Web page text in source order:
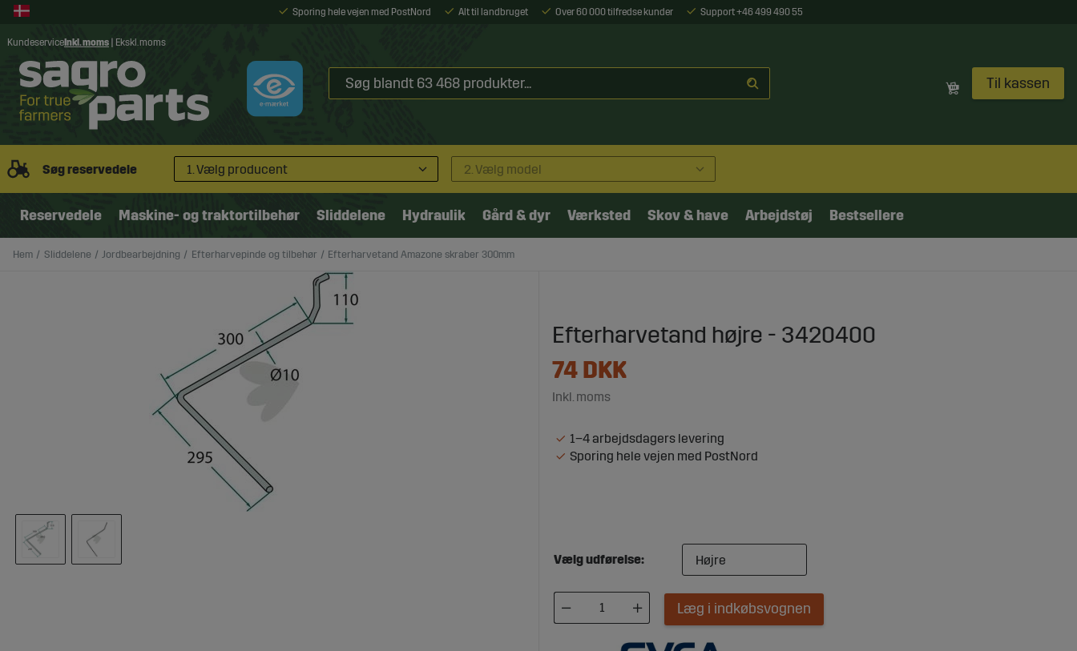
Sporing hele vejen med PostNord Alt til landbruget Over 60 000 tilfredse kunder Support +46 499 490 55
Kundeservice Inkl. moms Ekskl. moms
Til kassen
Søg reservedele 1. Vælg producent 2. Vælg model
Reservedele Maskine- og traktortilbehør Sliddelene Hydraulik Gård & dyr Værksted Skov & have Arbejdstøj Bestsellere
Hem Sliddelene Jordbearbejdning Efterharvepinde og tilbehør Efterharvetand Amazone skraber 300mm
Efterharvetand højre - 3420400
74DKK
Inkl. moms
1–4 arbejdsdagers levering
Sporing hele vejen med PostNord
Vælg udførelse:
Læg i indkøbsvognen